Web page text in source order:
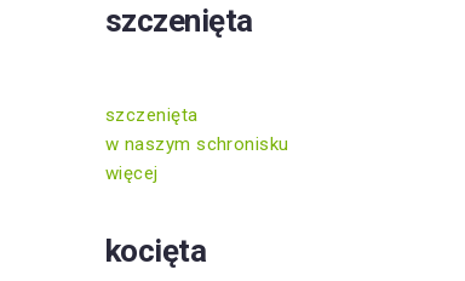
szczenięta
szczenięta
w naszym schronisku
więcej
kocięta